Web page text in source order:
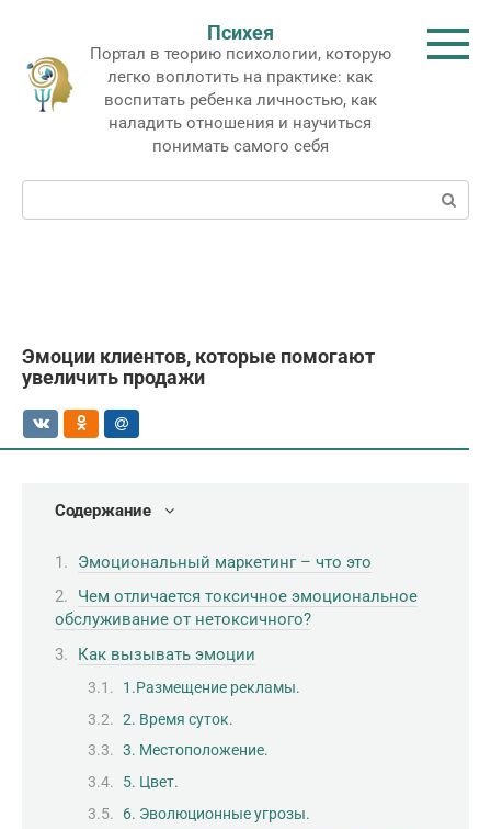
контенту
Психея
Портал в теорию психологии, которую
легко воплотить на практике: как
воспитать ребенка личностью, как
наладить отношения и научиться
понимать самого себя
Поиск:
Эмоции клиентов, которые помогают
увеличить продажи
Содержание
Эмоциональный маркетинг – что это
Чем отличается токсичное эмоциональное
обслуживание от нетоксичного?
Как вызывать эмоции
1.Размещение рекламы.
2. Время суток.
3. Местоположение.
5. Цвет.
6. Эволюционные угрозы.